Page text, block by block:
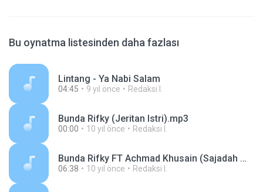
Bu oynatma listesinden daha fazlası
Lintang - Ya Nabi Salam
04:45 9 yıl önce Redaksi I.
Bunda Rifky (Jeritan Istri).mp3
00:00 10 yıl önce Redaksi I.
Bunda Rifky FT Achmad Khusain (Sajadah Merah).mp3
06:38 10 yıl önce Redaksi I.